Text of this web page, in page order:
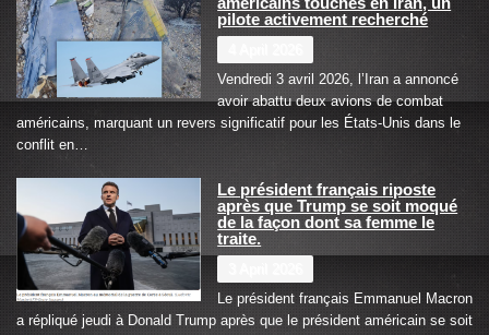
pilote activement recherché
Vendredi 3 avril 2026, l’Iran a annoncé
avoir abattu deux avions de combat
américains, marquant un revers significatif pour les États-Unis dans le
conflit en…
Le président français riposte
après que Trump se soit moqué
de la façon dont sa femme le
traite.
Le président français Emmanuel Macron
a répliqué jeudi à Donald Trump après que le président américain se soit